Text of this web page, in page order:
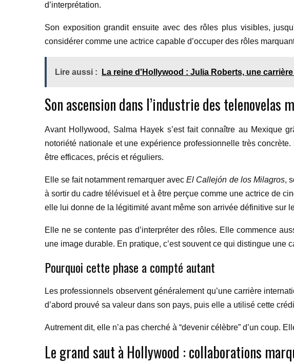
d’interprétation.
Son exposition grandit ensuite avec des rôles plus visibles,
considérer comme une actrice capable d’occuper des rôles
Lire aussi : La reine d'Hollywood : Julia Roberts, une
Son ascension dans l’industrie des telenovelas
Avant Hollywood, Salma Hayek s’est fait connaître au Mexique
notoriété nationale et une expérience professionnelle très
être efficaces, précis et réguliers.
Elle se fait notamment remarquer avecEl Callejón de los Milagros,
à sortir du cadre télévisuel et à être perçue comme une actrice de
elle lui donne de la légitimité avant même son arrivée définitive sur
Elle ne se contente pas d’interpréter des rôles. Elle commence
une image durable. En pratique, c’est souvent ce qui distingue une
Pourquoi cette phase a compté autant
Les professionnels observent généralement qu’une carrière
d’abord prouvé sa valeur dans son pays, puis elle a utilisé cette
Autrement dit, elle n’a pas cherché à “devenir célèbre” d’un coup.
Le grand saut à Hollywood : collaborations